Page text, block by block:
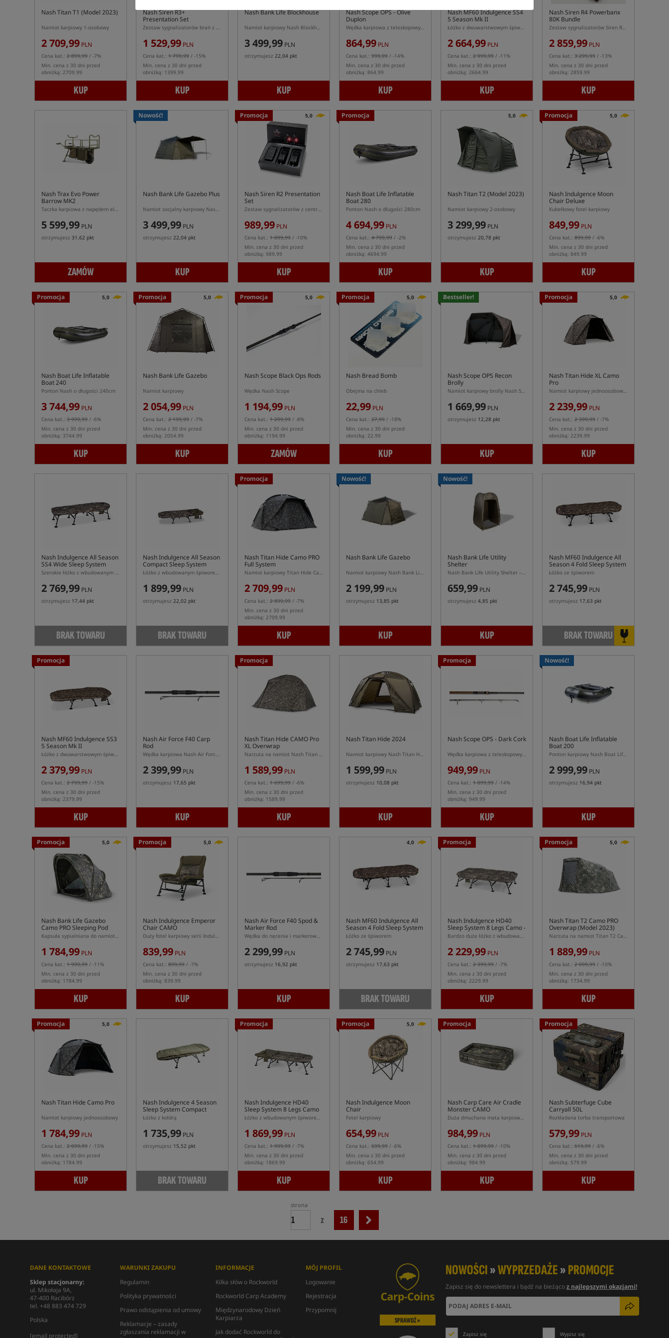
Nash Titan T1 (Model 2023)
Namiot karpiowy 1-osobowy
2 709,99 PLN
Cena kat.: 2 899,99 / -7%
Min. cena z 30 dni przed
obniżką: 2709.99
KUP
Nash Siren R3+
Presentation Set
Zestaw sygnalizatorów brań z centralką Siren R3+
1 529,99 PLN
Cena kat.: 1 799,99 / -15%
Min. cena z 30 dni przed
obniżką: 1399.99
KUP
Nash Bank Life Blockhouse
Namiot karpiowy Nash Blockhouse 2 osobowy
3 499,99 PLN
otrzymujesz 22,04 pkt
KUP
Nash Scope OPS - Olive
Duplon
Wędka karpiowa z teleskopowym dolnikiem
864,99 PLN
Cena kat.: 999,99 / -14%
Min. cena z 30 dni przed
obniżką: 864.99
KUP
Nash MF60 Indulgence SS4
5 Season Mk II
Łóżko z dwuwarstwowym śpiworem
2 664,99 PLN
Cena kat.: 2 999,99 / -11%
Min. cena z 30 dni przed
obniżką: 2664.99
KUP
Nash Siren R4 Powerbanx
80K Bundle
Zestaw sygnalizatorów Siren R4 3+1 oraz powerbanku Powerbanx 80K
2 859,99 PLN
Cena kat.: 3 299,99 / -13%
Min. cena z 30 dni przed
obniżką: 2859.99
KUP
Nash Trax Evo Power
Barrow MK2
Taczka karpiowa z napędem elektrycznym
5 599,99 PLN
otrzymujesz 31,62 pkt
ZAMÓW
Nowość!
Nash Bank Life Gazebo Plus
Namiot socjalny karpiowy Nash Gazebo Plus
3 499,99 PLN
otrzymujesz 22,04 pkt
KUP
Promocja 5,0
Nash Siren R2 Presentation
Set
Zestaw sygnalizatorów z centralką Nash R2
989,99 PLN
Cena kat.: 1 099,99 / -10%
Min. cena z 30 dni przed
obniżką: 989.99
KUP
Promocja
Nash Boat Life Inflatable
Boat 280
Ponton Nash o długości 280cm
4 694,99 PLN
Cena kat.: 4 799,99 / -2%
Min. cena z 30 dni przed
obniżką: 4694.99
KUP
5,0
Nash Titan T2 (Model 2023)
Namiot karpiowy 2-osobowy
3 299,99 PLN
otrzymujesz 20,78 pkt
KUP
Promocja 5,0
Nash Indulgence Moon
Chair Deluxe
Kubełkowy fotel karpiowy
849,99 PLN
Cena kat.: 899,99 / -6%
Min. cena z 30 dni przed
obniżką: 849.99
KUP
Promocja 5,0
Nash Boat Life Inflatable
Boat 240
Ponton Nash o długości 240cm
3 744,99 PLN
Cena kat.: 3 999,99 / -6%
Min. cena z 30 dni przed
obniżką: 3744.99
KUP
Promocja 5,0
Nash Bank Life Gazebo
Namiot karpiowy
2 054,99 PLN
Cena kat.: 2 199,99 / -7%
Min. cena z 30 dni przed
obniżką: 2054.99
KUP
Promocja 5,0
Nash Scope Black Ops Rods
Wędka Nash Scope
1 194,99 PLN
Cena kat.: 1 299,99 / -8%
Min. cena z 30 dni przed
obniżką: 1194.99
ZAMÓW
Promocja 5,0
Nash Bread Bomb
Obejma na chleb
22,99 PLN
Cena kat.: 27,99 / -18%
Min. cena z 30 dni przed
obniżką: 22.99
KUP
Bestseller!
Nash Scope OPS Recon
Brolly
Namiot karpiowy brolly Nash Scope OPS Recon
1 669,99 PLN
otrzymujesz 12,28 pkt
KUP
Promocja 5,0
Nash Titan Hide XL Camo
Pro
Namiot karpiowy jednoosobowy XL
2 239,99 PLN
Cena kat.: 2 399,99 / -7%
Min. cena z 30 dni przed
obniżką: 2239.99
KUP
Nash Indulgence All Season
SS4 Wide Sleep System
Szerokie łóżko z wbudowanym śpiworem (Sleep System)
2 769,99 PLN
otrzymujesz 17,44 pkt
BRAK TOWARU
Nash Indulgence All Season
Compact Sleep System
Łóżko z wbudowanym śpiworem (Sleep System)
1 899,99 PLN
otrzymujesz 22,02 pkt
BRAK TOWARU
Promocja
Nash Titan Hide Camo PRO
Full System
Namiot karpiowy Titan Hide Camo Pro w zestawie z panelami przednimi oraz podłogą
2 709,99 PLN
Cena kat.: 2 899,99 / -7%
Min. cena z 30 dni przed
obniżką: 2709.99
KUP
Nowość!
Nash Bank Life Gazebo
Namiot karpiowy Nash Bank Life Gazebo
2 199,99 PLN
otrzymujesz 13,85 pkt
KUP
Nowość!
Nash Bank Life Utility
Shelter
Nash Bank Life Utility Shelter – namiot toaleta prysznic i schowek karpiowy
659,99 PLN
otrzymujesz 4,85 pkt
KUP
Nash MF60 Indulgence All
Season 4 Fold Sleep System
- POWYSTAWOWY
Łóżko ze śpiworem
2 745,99 PLN
otrzymujesz 17,63 pkt
BRAK TOWARU
Promocja
Nash MF60 Indulgence SS3
5 Season Mk II
Łóżko z dwuwarstwowym śpiworem
2 379,99 PLN
Cena kat.: 2 799,99 / -15%
Min. cena z 30 dni przed
obniżką: 2379.99
KUP
Nash Air Force F40 Carp
Rod
Wędka karpiowa Nash Air Force 40
2 399,99 PLN
otrzymujesz 17,65 pkt
KUP
Promocja
Nash Titan Hide CAMO Pro
XL Overwrap
Narzuta na namiot Nash Titan Hide CAMO Pro XL
1 589,99 PLN
Cena kat.: 1 699,99 / -6%
Min. cena z 30 dni przed
obniżką: 1589.99
KUP
Nash Titan Hide 2024
Namiot karpiowy Nash Titan Hide w kolorze zielonym (model 2024)
1 599,99 PLN
otrzymujesz 10,08 pkt
KUP
Promocja
Nash Scope OPS - Dark Cork
Wędka karpiowa z teleskopowym dolnikiem
949,99 PLN
Cena kat.: 1 099,99 / -14%
Min. cena z 30 dni przed
obniżką: 949.99
KUP
Nowość!
Nash Boat Life Inflatable
Boat 200
Ponton karpiowy Nash Boat Life 200 z podłogą Air Deck
2 999,99 PLN
otrzymujesz 16,94 pkt
KUP
Promocja 5,0
Nash Bank Life Gazebo
Camo PRO Sleeping Pod
Kapsuła sypialniana do namiotu Banklife Gazebo Camo PRO
1 784,99 PLN
Cena kat.: 1 999,99 / -11%
Min. cena z 30 dni przed
obniżką: 1784.99
KUP
Promocja 5,0
Nash Indulgence Emperor
Chair CAMO
Duży fotel karpiowy serii Indulgence w kolorze kamuflażu
839,99 PLN
Cena kat.: 899,99 / -7%
Min. cena z 30 dni przed
obniżką: 839.99
KUP
Nash Air Force F40 Spod &
Marker Rod
Wędka do nęcenia i markerowania Nash Air Force 40
2 299,99 PLN
otrzymujesz 16,92 pkt
KUP
4,0
Nash MF60 Indulgence All
Season 4 Fold Sleep System
Łóżko ze śpiworem
2 745,99 PLN
otrzymujesz 17,63 pkt
BRAK TOWARU
Promocja
Nash Indulgence HD40
Sleep System 8 Legs Camo -
Emperor
Bardzo duże łóżko z wbudowanym śpiworem Nash Indulgence HD40 na 8 nogach
2 229,99 PLN
Cena kat.: 2 399,99 / -7%
Min. cena z 30 dni przed
obniżką: 2229.99
KUP
Promocja 5,0
Nash Titan T2 Camo PRO
Overwrap (Model 2023)
Narzuta na namiot Titan T2 Camo PRO (Model 2023)
1 889,99 PLN
Cena kat.: 2 099,99 / -10%
Min. cena z 30 dni przed
obniżką: 1734.99
KUP
Promocja 5,0
Nash Titan Hide Camo Pro
Namiot karpiowy jednoosobowy
1 784,99 PLN
Cena kat.: 2 099,99 / -15%
Min. cena z 30 dni przed
obniżką: 1784.99
KUP
Nash Indulgence 4 Season
Sleep System Compact
Łóżko z kołdrą
1 735,99 PLN
otrzymujesz 15,52 pkt
BRAK TOWARU
Promocja
Nash Indulgence HD40
Sleep System 8 Legs Camo
Łóżko z wbudowanym śpiworem Nash Indulgence HD40 na 8 nogach
1 869,99 PLN
Cena kat.: 1 999,99 / -7%
Min. cena z 30 dni przed
obniżką: 1869.99
KUP
Promocja 5,0
Nash Indulgence Moon
Chair
Fotel karpiowy
654,99 PLN
Cena kat.: 699,99 / -6%
Min. cena z 30 dni przed
obniżką: 654.99
KUP
Promocja
Nash Carp Care Air Cradle
Monster CAMO
Duża dmuchana mata karpiowa Nash w kolorze kamuflażu
984,99 PLN
Cena kat.: 1 099,99 / -10%
Min. cena z 30 dni przed
obniżką: 984.99
KUP
Promocja
Nash Subterfuge Cube
Carryall 50L
Rozkładana torba transportowa
579,99 PLN
Cena kat.: 619,99 / -6%
Min. cena z 30 dni przed
obniżką: 579.99
KUP
strona
z 16
NOWOŚCI»WYPRZEDAŻE»PROMOCJE
Zapisz się do newslettera i bądź na bieżącoz najlepszymi okazjami!
Zapisz się Wypisz się
DANE KONTAKTOWE
Sklep stacjonarny:
ul. Mikołaja 9A,
47-400 Racibórz
tel. +48 883 474 729
Polska
[email protected]
WARUNKI ZAKUPU
Regulamin
Polityka prywatności
Prawo odstąpienia od umowy
Reklamacje – zasady
zgłaszania reklamacji w
INFORMACJE
Kilka słów o Rockworld
Rockworld Carp Academy
Międzynarodowy Dzień
Karpiarza
Jak dodać Rockworld do
MÓJ PROFIL
Logowanie
Rejestracja
Przypomnij
SPRAWDŹ »